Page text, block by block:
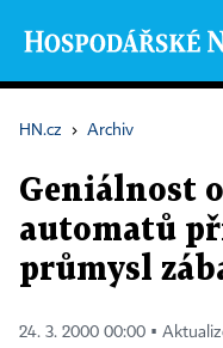
HN.cz › Archiv
Geniálnost
automatů
průmysl
24. 3. 2000 00:00 ▪